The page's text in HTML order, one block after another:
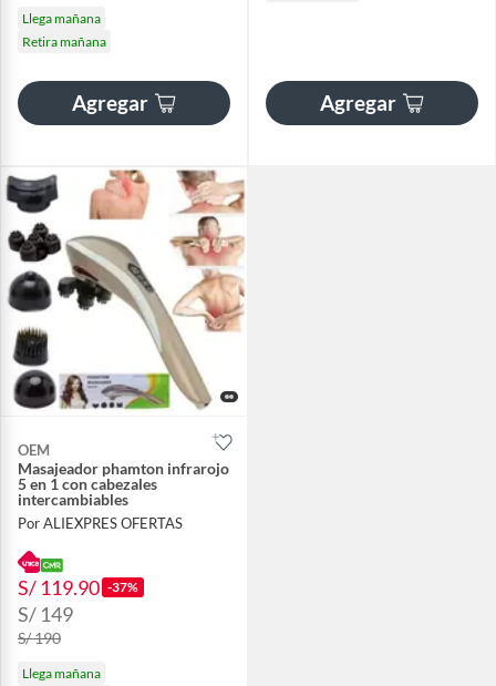
Llega mañana
Retira mañana
Agregar Agregar
OEM
Masajeador phamton infrarojo
5 en 1 con cabezales
intercambiables
Por ALIEXPRES OFERTAS
S/ 119.90 -37%
S/ 149
S/ 190
Llega mañana